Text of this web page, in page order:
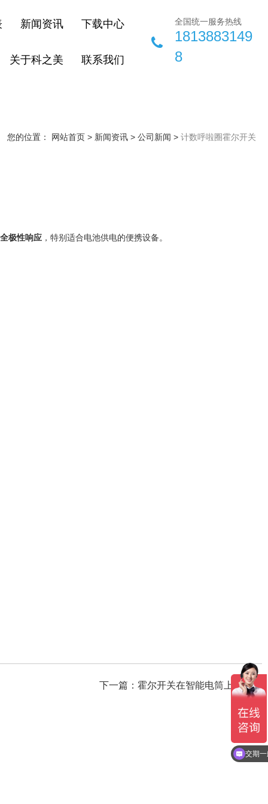
新闻资讯 下载中心
关于科之美 联系我们
全国统一服务热线
1813883149
8
您的位置： 网站首页 > 新闻资讯 > 公司新闻 > 计数呼啦圈霍尔开关
极性响应 ‌，特别适合电池供电的便携设备。
下一篇： 霍尔开关在智能电筒上的应用
交期